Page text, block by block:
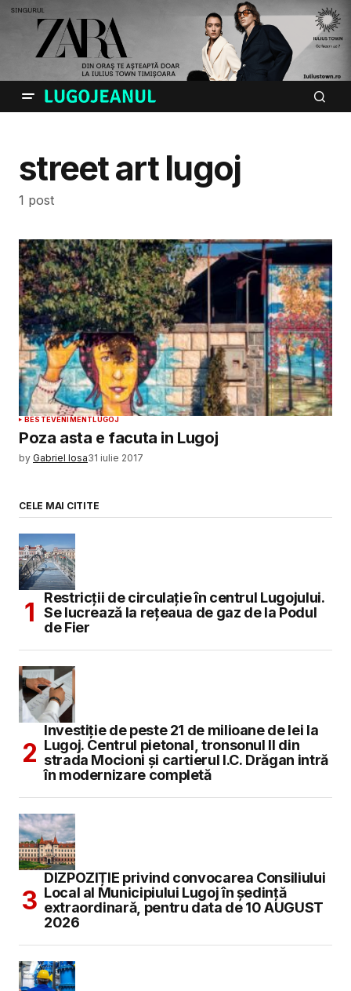
street art lugoj
1 post
BESTEVENIMENTLUGOJ
Poza asta e facuta in Lugoj
by Gabriel Iosa31 iulie 2017
CELE MAI CITITE
Restricții de circulație în centrul Lugojului.
Se lucrează la rețeaua de gaz de la Podul
de Fier
Investiție de peste 21 de milioane de lei la
Lugoj. Centrul pietonal, tronsonul II din
strada Mocioni și cartierul I.C. Drăgan intră
în modernizare completă
DIZPOZIȚIE privind convocarea Consiliului
Local al Municipiului Lugoj în şedinţă
extraordinară, pentru data de 10 AUGUST
2026